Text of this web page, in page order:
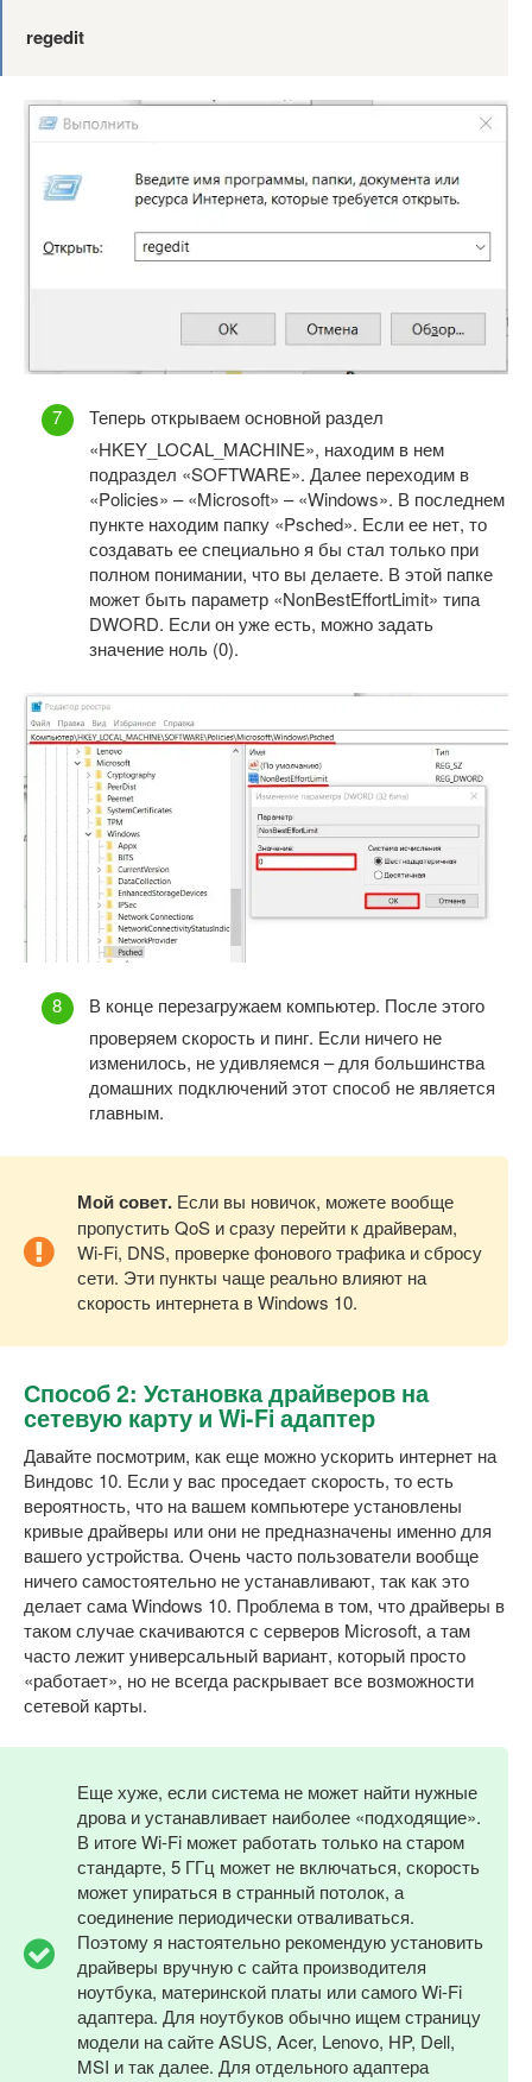
regedit
Теперь открываем основной раздел
«HKEY_LOCAL_MACHINE», находим в нем
подраздел «SOFTWARE». Далее переходим в
«Policies» – «Microsoft» – «Windows». В последнем
пункте находим папку «Psched». Если ее нет, то
создавать ее специально я бы стал только при
полном понимании, что вы делаете. В этой папке
может быть параметр «NonBestEffortLimit» типа
DWORD. Если он уже есть, можно задать
значение ноль (0).
В конце перезагружаем компьютер. После этого
проверяем скорость и пинг. Если ничего не
изменилось, не удивляемся – для большинства
домашних подключений этот способ не является
главным.
Мой совет. Если вы новичок, можете вообще
пропустить QoS и сразу перейти к драйверам,
Wi-Fi, DNS, проверке фонового трафика и сбросу
сети. Эти пункты чаще реально влияют на
скорость интернета в Windows 10.
Способ 2: Установка драйверов на
сетевую карту и Wi-Fi адаптер
Давайте посмотрим, как еще можно ускорить интернет на
Виндовс 10. Если у вас проседает скорость, то есть
вероятность, что на вашем компьютере установлены
кривые драйверы или они не предназначены именно для
вашего устройства. Очень часто пользователи вообще
ничего самостоятельно не устанавливают, так как это
делает сама Windows 10. Проблема в том, что драйверы в
таком случае скачиваются с серверов Microsoft, а там
часто лежит универсальный вариант, который просто
«работает», но не всегда раскрывает все возможности
сетевой карты.
Еще хуже, если система не может найти нужные
дрова и устанавливает наиболее «подходящие».
В итоге Wi-Fi может работать только на старом
стандарте, 5 ГГц может не включаться, скорость
может упираться в странный потолок, а
соединение периодически отваливаться.
Поэтому я настоятельно рекомендую установить
драйверы вручную с сайта производителя
ноутбука, материнской платы или самого Wi-Fi
адаптера. Для ноутбуков обычно ищем страницу
модели на сайте ASUS, Acer, Lenovo, HP, Dell,
MSI и так далее. Для отдельного адаптера